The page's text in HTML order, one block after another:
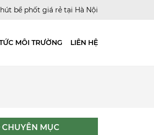
bể phốt giá rẻ tại Hà Nội
MÔI TRƯỜNG LIÊN HỆ
CHUYÊN MỤC